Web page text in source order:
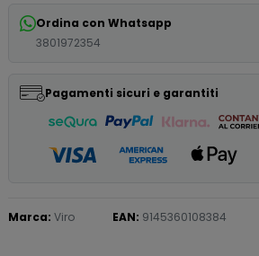
Ordina con Whatsapp
3801972354
Pagamenti sicuri e garantiti
Marca: Viro EAN: 9145360108384